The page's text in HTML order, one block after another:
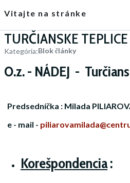
Vitajte na stránke
TURČIANSKE
Kategória:Blok články
O.z. - NÁDEJ -
Predsedníčka : Milada
e - mail -
Korešpondencia